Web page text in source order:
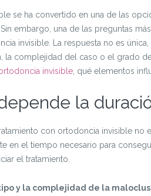
se ha convertido en una de las
embargo, una de las preguntas
invisible. La respuesta no es
la complejidad del caso o el grado
invisible , qué elementos
la
con ortodoncia invisible no
en el tiempo necesario para
el tratamiento.
y la complejidad de la